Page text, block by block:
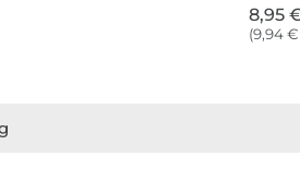
8,95
(9,94 €